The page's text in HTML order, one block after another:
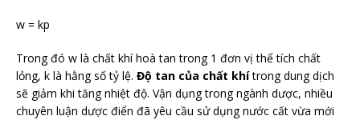
w = kp
Trong đó w là chất khí hoà tan trong 1 đơn vị thể tích chất
lỏng, k là hằng số tỷ lệ. Độ tan của chất khítrong dung dịch
sẽ giảm khi tăng nhiệt độ. Vận dụng trong ngành dược, nhiều
chuyên luận dược điển đã yêu cầu sử dụng nước cất vừa mới